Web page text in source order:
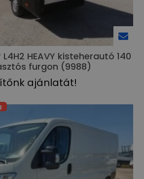
HEAVY kisteherautó 140
furgon (9988)
ajánlatát!